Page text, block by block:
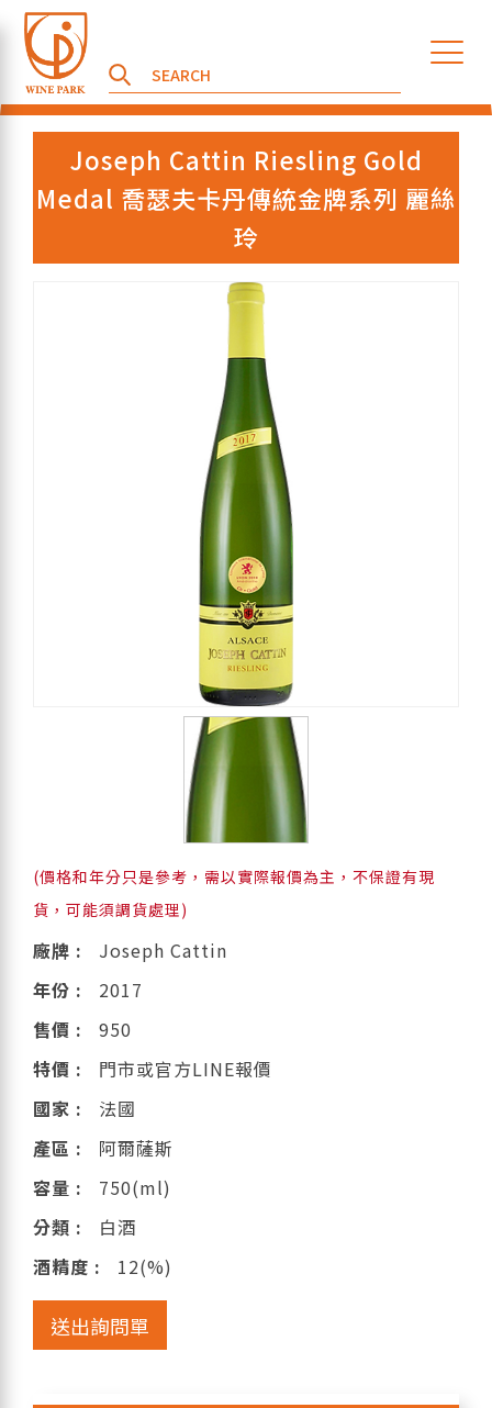
Joseph Cattin Riesling Gold
Medal 喬瑟夫卡丹傳統金牌系列 麗絲
玲
(價格和年分只是參考，需以實際報價為主，不保證有現
貨，可能須調貨處理)
廠牌 :
Joseph Cattin
年份 :
2017
售價 :
950
特價 :
門市或官方LINE報價
國家 :
法國
產區 :
阿爾薩斯
容量 :
750(ml)
分類 :
白酒
酒精度 :
12(%)
送出詢問單